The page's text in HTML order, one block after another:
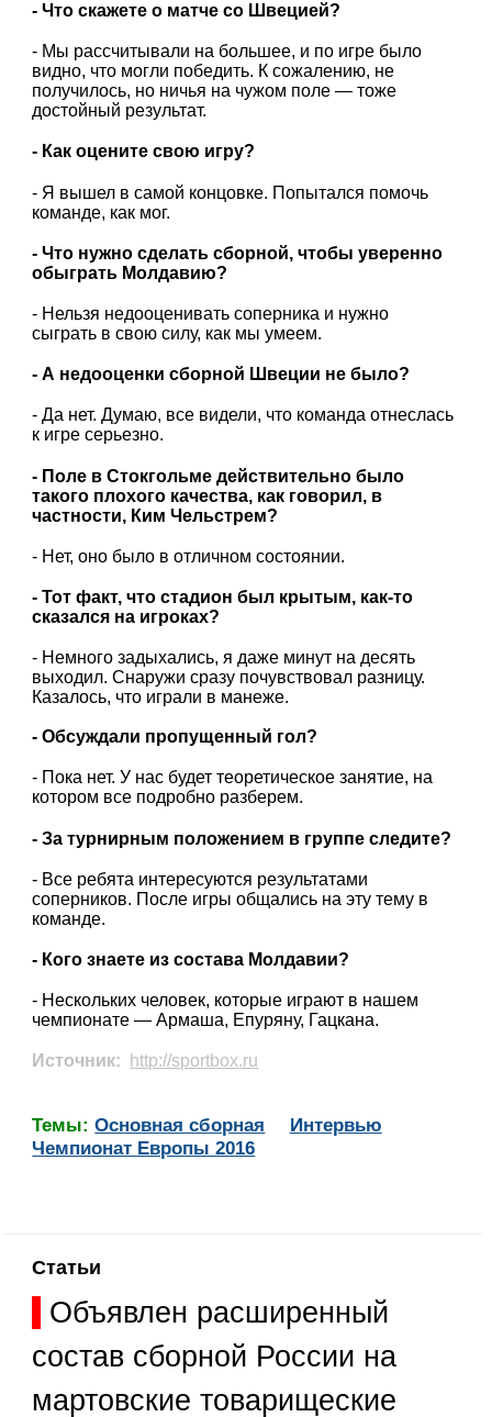
- Что скажете о матче со Швецией?
- Мы рассчитывали на большее, и по игре было
видно, что могли победить. К сожалению, не
получилось, но ничья на чужом поле — тоже
достойный результат.
- Как оцените свою игру?
- Я вышел в самой концовке. Попытался помочь
команде, как мог.
- Что нужно сделать сборной, чтобы уверенно
обыграть Молдавию?
- Нельзя недооценивать соперника и нужно
сыграть в свою силу, как мы умеем.
- А недооценки сборной Швеции не было?
- Да нет. Думаю, все видели, что команда отнеслась
к игре серьезно.
- Поле в Стокгольме действительно было
такого плохого качества, как говорил, в
частности, Ким Чельстрем?
- Нет, оно было в отличном состоянии.
- Тот факт, что стадион был крытым, как-то
сказался на игроках?
- Немного задыхались, я даже минут на десять
выходил. Снаружи сразу почувствовал разницу.
Казалось, что играли в манеже.
- Обсуждали пропущенный гол?
- Пока нет. У нас будет теоретическое занятие, на
котором все подробно разберем.
- За турнирным положением в группе следите?
- Все ребята интересуются результатами
соперников. После игры общались на эту тему в
команде.
- Кого знаете из состава Молдавии?
- Нескольких человек, которые играют в нашем
чемпионате — Армаша, Епуряну, Гацкана.
Источник: http://sportbox.ru
Темы:Основная сборная
Интервью
Чемпионат Европы 2016
Статьи
Объявлен расширенный
состав сборной России на
мартовские товарищеские